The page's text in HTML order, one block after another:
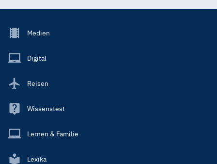
Footer
Main
Medien
Digital
Reisen
Wissenstest
Lernen & Familie
Lexika